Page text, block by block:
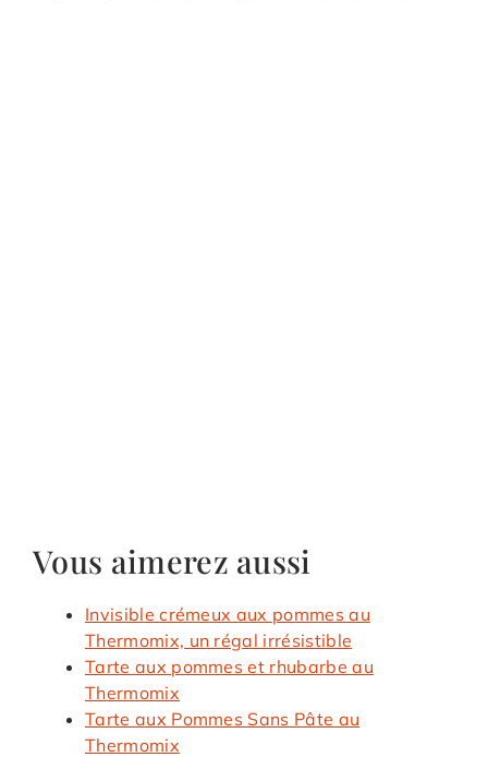
Vous aimerez aussi
Invisible crémeux aux pommes au
Thermomix, un régal irrésistible
Tarte aux pommes et rhubarbe au
Thermomix
Tarte aux Pommes Sans Pâte au
Thermomix